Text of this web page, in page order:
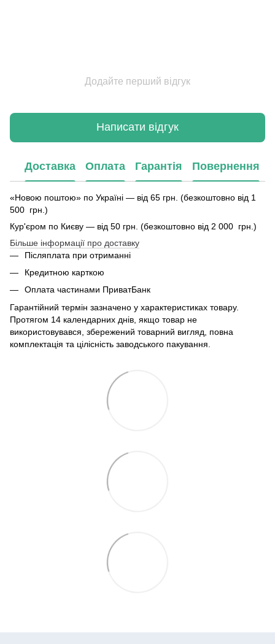
Додайте перший відгук
Написати відгук
Доставка Оплата Гарантія Повернення
«Новою поштою» по Україні — від 65 грн. (безкоштовно від 1
500 грн.)
Кур'єром по Києву — від 50 грн. (безкоштовно від 2 000 грн.)
Більше інформації про доставку
Післяплата при отриманні
Кредитною карткою
Оплата частинами ПриватБанк
Гарантійний термін зазначено у характеристиках товару.
Протягом 14 календарних днів, якщо товар не
використовувався, збережений товарний вигляд, повна
комплектація та цілісність заводського пакування.